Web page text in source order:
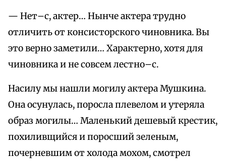
— Нет–с, актер… Нынче актера трудно
отличить от консисторского чиновника. Вы
это верно заметили… Характерно, хотя для
чиновника и не совсем лестно–с.
Насилу мы нашли могилу актера Мушкина.
Она осунулась, поросла плевелом и утеряла
образ могилы… Маленький дешевый крестик,
похиливщийся и поросший зеленым,
почерневшим от холода мохом, смотрел